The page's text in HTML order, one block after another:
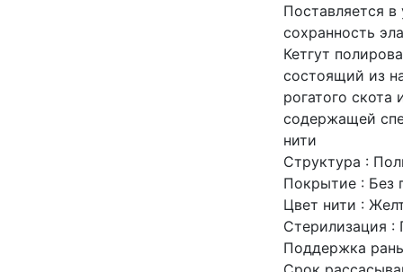
Поставляется
сохранность
Кетгут
состоящий из
рогатого скота
содержащей
нити
Структура :
Покрытие : Без
Цвет нити :
Стерилизация :
Поддержка